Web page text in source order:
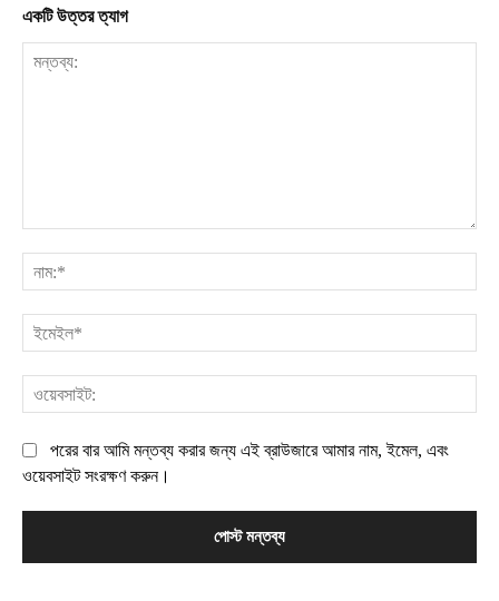
একটি উত্তর ত্যাগ
পরের বার আমি মন্তব্য করার জন্য এই ব্রাউজারে আমার নাম, ইমেল, এবং
ওয়েবসাইট সংরক্ষণ করুন।